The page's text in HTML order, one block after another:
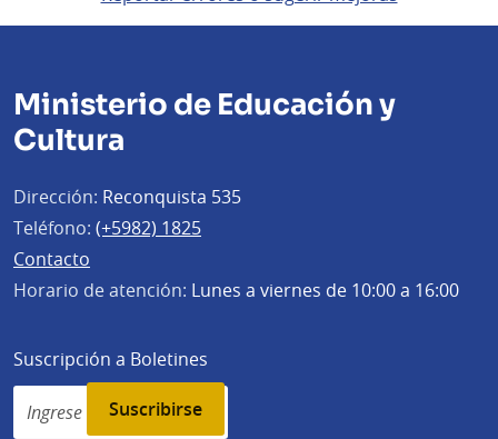
Ministerio de Educación y
Cultura
Dirección: Reconquista 535
Teléfono: (+5982) 1825
Contacto
Horario de atención: Lunes a viernes de 10:00 a 16:00
Suscripción a Boletines
Simplenews
subscription